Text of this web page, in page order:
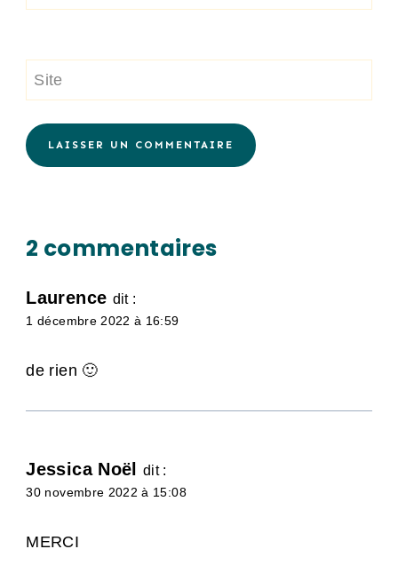
Site
2 commentaires
Laurence dit :
1 décembre 2022 à 16:59
de rien 🙂
Jessica Noël dit :
30 novembre 2022 à 15:08
MERCI